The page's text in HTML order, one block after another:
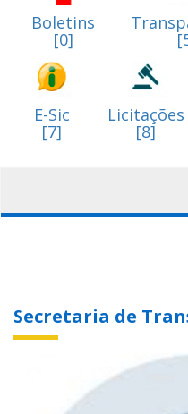
Boletins
[0]
E-Sic
[7]
Licitações
[8]
Secretaria de